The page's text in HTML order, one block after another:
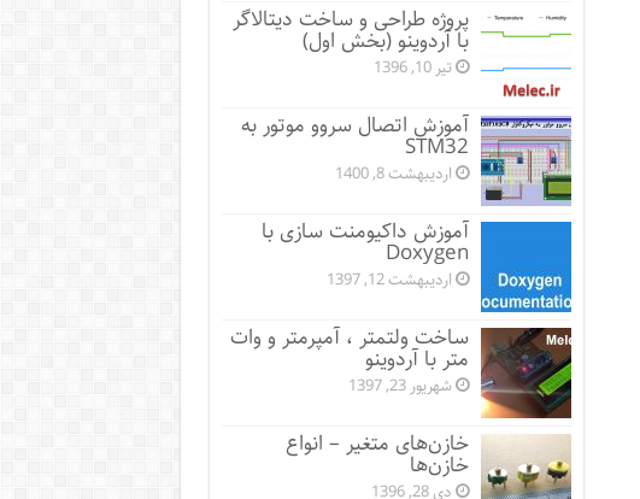
پروژه طراحی و ساخت دیتالاگر
با آردوینو (بخش اول)
تیر 10, 1396
آموزش اتصال سروو موتور به
STM32
اردیبهشت 8, 1400
آموزش داکیومنت سازی با
Doxygen
اردیبهشت 12, 1397
ساخت ولتمتر ، آمپرمتر و وات
متر با آردوینو
شهریور 23, 1397
خازن‌های متغیر – انواع
خازن‌ها
دی 28, 1396